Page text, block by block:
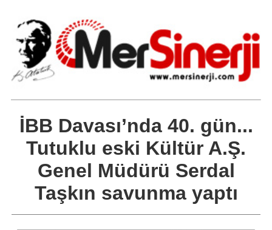
İBB Davası’nda 40. gün...
Tutuklu eski Kültür A.Ş.
Genel Müdürü Serdal
Taşkın savunma yaptı